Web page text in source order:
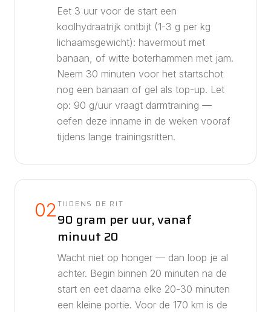
Eet 3 uur voor de start een
koolhydraatrijk ontbijt (1-3 g per kg
lichaamsgewicht): havermout met
banaan, of witte boterhammen met jam.
Neem 30 minuten voor het startschot
nog een banaan of gel als top-up. Let
op: 90 g/uur vraagt darmtraining —
oefen deze inname in de weken vooraf
tijdens lange trainingsritten.
02TIJDENS DE RIT
90 gram per uur, vanaf
minuut 20
Wacht niet op honger — dan loop je al
achter. Begin binnen 20 minuten na de
start en eet daarna elke 20-30 minuten
een kleine portie. Voor de 170 km is de